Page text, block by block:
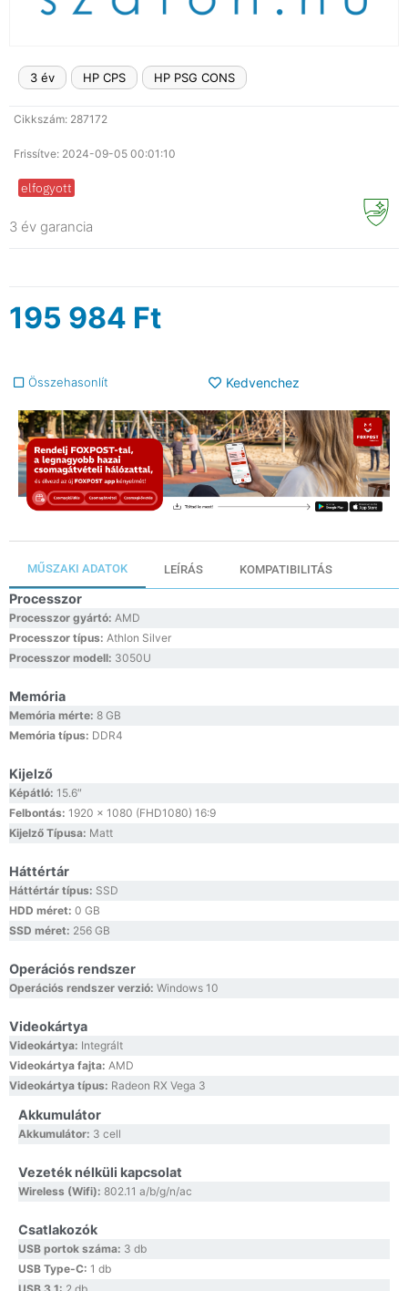
3 év HP CPS HP PSG CONS
Cikkszám: 287172
Frissítve: 2024-09-05 00:01:10
elfogyott
3 év garancia
195 984 Ft
Összehasonlít Kedvenchez
MŰSZAKI ADATOK LEÍRÁS KOMPATIBILITÁS
Processzor
Processzor gyártó: AMD
Processzor típus: Athlon Silver
Processzor modell: 3050U
Memória
Memória mérte: 8 GB
Memória típus: DDR4
Kijelző
Képátló: 15.6″
Felbontás: 1920 x 1080 (FHD1080) 16:9
Kijelző Típusa: Matt
Háttértár
Háttértár típus: SSD
HDD méret: 0 GB
SSD méret: 256 GB
Operációs rendszer
Operációs rendszer verzió: Windows 10
Videokártya
Videokártya: Integrált
Videokártya fajta: AMD
Videokártya típus: Radeon RX Vega 3
Akkumulátor
Akkumulátor: 3 cell
Vezeték nélküli kapcsolat
Wireless (Wifi): 802.11 a/b/g/n/ac
Csatlakozók
USB portok száma: 3 db
USB Type-C: 1 db